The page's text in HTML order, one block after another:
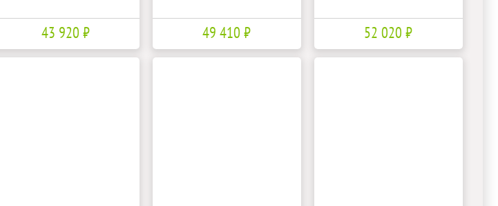
43 920 ₽ 49 410 ₽ 52 020 ₽